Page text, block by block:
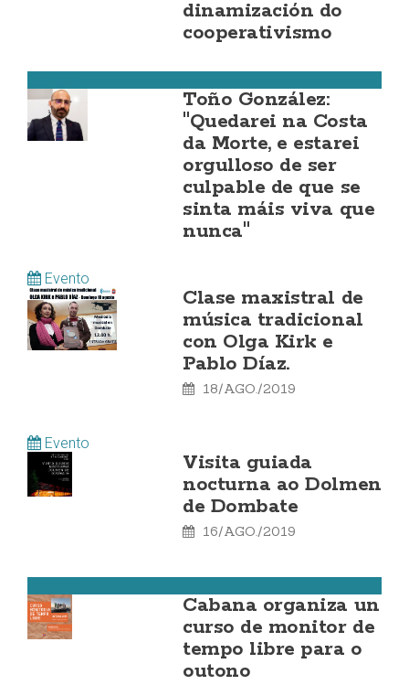
dinamización do
cooperativismo
Toño González:
"Quedarei na Costa
da Morte, e estarei
orgulloso de ser
culpable de que se
sinta máis viva que
nunca"
Evento
Clase maxistral de
música tradicional
con Olga Kirk e
Pablo Díaz.
18/AGO./2019
Evento
Visita guiada
nocturna ao Dolmen
de Dombate
16/AGO./2019
Cabana organiza un
curso de monitor de
tempo libre para o
outono